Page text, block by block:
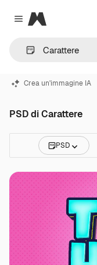
Close menu
Magnific
Crea un'immagine IA
PSD di Carattere
PSD